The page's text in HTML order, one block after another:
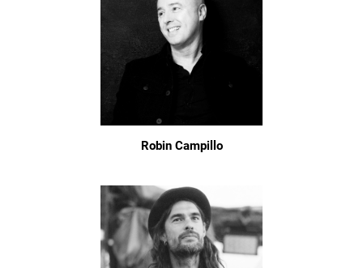
Robin Campillo